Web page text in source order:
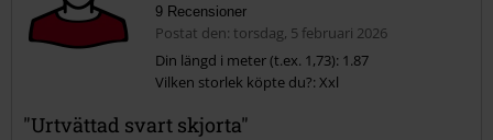
9 Recensioner
Postat den: torsdag, 5 februari 2026
Din längd i meter (t.ex. 1,73): 1.87
Vilken storlek köpte du?: Xxl
"Urtvättad svart skjorta"